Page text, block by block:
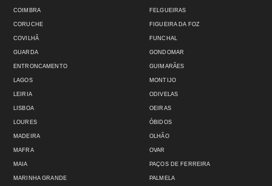
COIMBRA
CORUCHE
COVILHÃ
GUARDA
ENTRONCAMENTO
FELGUEIRAS
FIGUEIRA DA FOZ
FUNCHAL
GONDOMAR
GUIMARÃES
LAGOS
LEIRIA
LISBOA
LOURES
MADEIRA
MAFRA
MAIA
MARINHA GRANDE
MONTIJO
ODIVELAS
OEIRAS
ÓBIDOS
OLHÃO
OVAR
PAÇOS DE FERREIRA
PALMELA